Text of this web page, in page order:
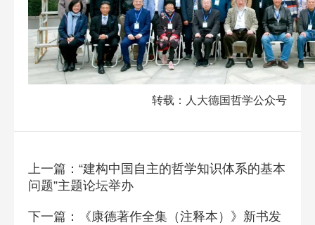
转载：人大德国哲学公众号
上一篇：“建构中国自主的哲学知识体系的基本
问题”主题论坛举办
下一篇：《康德著作全集（注释本）》新书发